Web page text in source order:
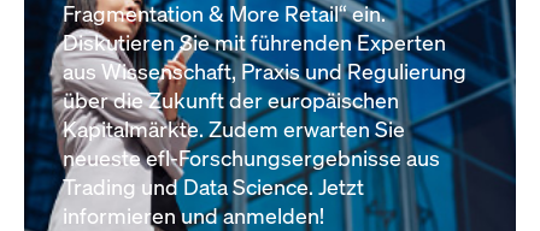
Fragmentation & More Retail“ ein.
Diskutieren Sie mit führenden Experten
aus Wissenschaft, Praxis und Regulierung
über die Zukunft der europäischen
Kapitalmärkte. Zudem erwarten Sie
neueste efl-Forschungsergebnisse aus
Trading und Data Science. Jetzt
informieren und anmelden!